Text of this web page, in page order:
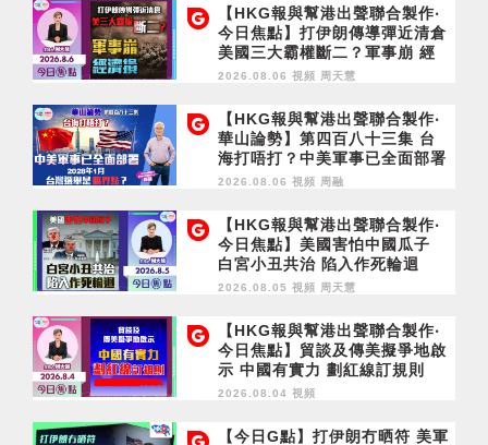
【HKG報與幫港出聲聯合製作‧
今日焦點】打伊朗傳導彈近清倉
美國三大霸權斷二？軍事崩 經
濟損
2026.08.06 視頻 周天慧
【HKG報與幫港出聲聯合製作‧
華山論勢】第四百八十三集 台
海打唔打？中美軍事已全面部署
2028年1月台灣選舉是臨界點？
2026.08.06 視頻 周融
【HKG報與幫港出聲聯合製作‧
今日焦點】美國害怕中國瓜子
白宮小丑共治 陷入作死輪迴
2026.08.05 視頻 周天慧
【HKG報與幫港出聲聯合製作‧
今日焦點】貿談及傳美擬爭地啟
示 中國有實力 劃紅線訂規則
2026.08.04 視頻
【今日G點】打伊朗冇晒符 美軍